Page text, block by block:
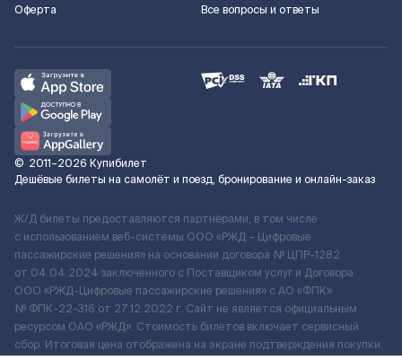
Оферта
Все вопросы и ответы
© 2011–2026 Купибилет
Дешёвые билеты на самолёт и поезд, бронирование и онлайн-заказ
Ж/Д билеты предоставляются партнёрами, в том числе
с использованием веб-системы ООО «РЖД – Цифровые
пассажирские решения» на основании договора № ЦПР-1282
от 04.04.2024 заключенного с Поставщиком услуг и Договора
ООО «РЖД-Цифровые пассажирские решения» c АО «ФПК»
№ ФПК-22-316 от 27.12.2022 г. Сайт не является официальным
ресурсом ОАО «РЖД». Стоимость билетов включает сервисный
сбор. Итоговая цена отображена на экране подтверждения покупки.